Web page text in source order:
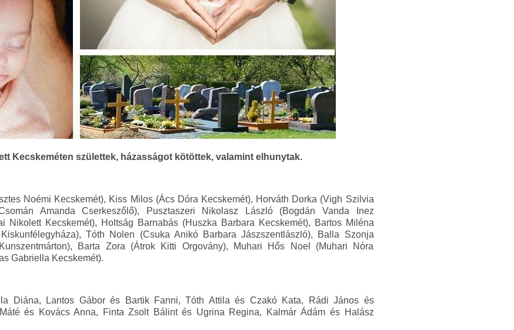
Kecskeméten születtek, házasságot kötöttek, valamint elhunytak.
Noémi Kecskemét), Kiss Milos (Ács Dóra Kecskemét), Horváth Dorka (Vigh Szilvia
Amanda Cserkeszőlő), Pusztaszeri Nikolasz László (Bogdán Vanda Inez
Nikolett Kecskemét), Holtság Barnabás (Huszka Barbara Kecskemét), Bartos Miléna
Tóth Nolen (Csuka Anikó Barbara Jászszentlászló), Balla Szonja
Barta Zora (Átrok Kitti Orgovány), Muhari Hős Noel (Muhari Nóra
Gabriella Kecskemét).
Diána, Lantos Gábor és Bartik Fanni, Tóth Attila és Czakó Kata, Rádi János és
és Kovács Anna, Finta Zsolt Bálint és Ugrina Regina, Kalmár Ádám és Halász